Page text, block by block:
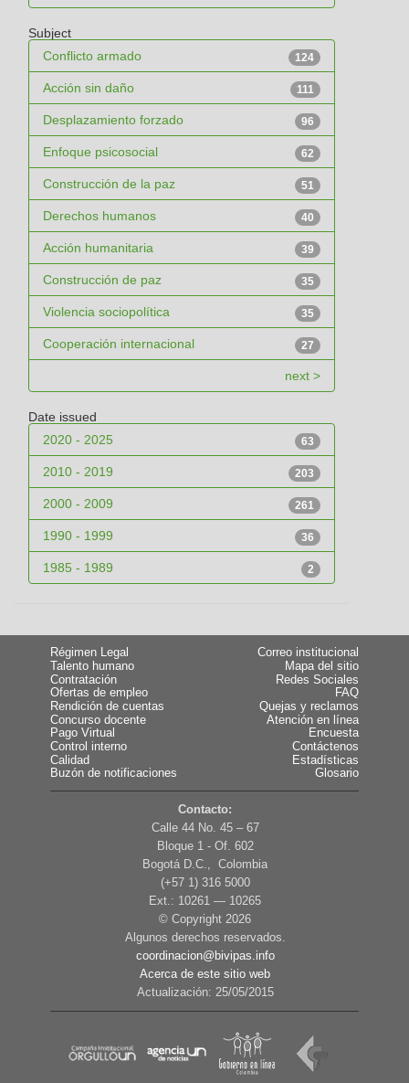
Subject
124
Conflicto armado
111
Acción sin daño
96
Desplazamiento forzado
62
Enfoque psicosocial
51
Construcción de la paz
40
Derechos humanos
39
Acción humanitaria
35
Construcción de paz
35
Violencia sociopolítica
27
Cooperación internacional
next >
Date issued
63
2020 - 2025
203
2010 - 2019
261
2000 - 2009
36
1990 - 1999
2
1985 - 1989
Régimen Legal
Talento humano
Contratación
Ofertas de empleo
Rendición de cuentas
Concurso docente
Pago Virtual
Control interno
Calidad
Buzón de notificaciones
Correo institucional
Mapa del sitio
Redes Sociales
FAQ
Quejas y reclamos
Atención en línea
Encuesta
Contáctenos
Estadísticas
Glosario
Contacto:
Calle 44 No. 45 – 67
Bloque 1 - Of. 602
Bogotá D.C., Colombia
(+57 1) 316 5000
Ext.: 10261 — 10265
© Copyright 2026
Algunos derechos reservados.
coordinacion@bivipas.info
Acerca de este sitio web
Actualización: 25/05/2015